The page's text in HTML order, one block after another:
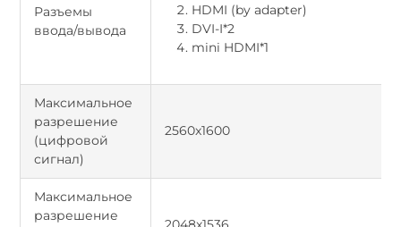
Разъемы
ввода/вывода
HDMI (by adapter)
DVI-I*2
mini HDMI*1
Максимальное
разрешение
(цифровой
сигнал)
2560x1600
Максимальное
разрешение